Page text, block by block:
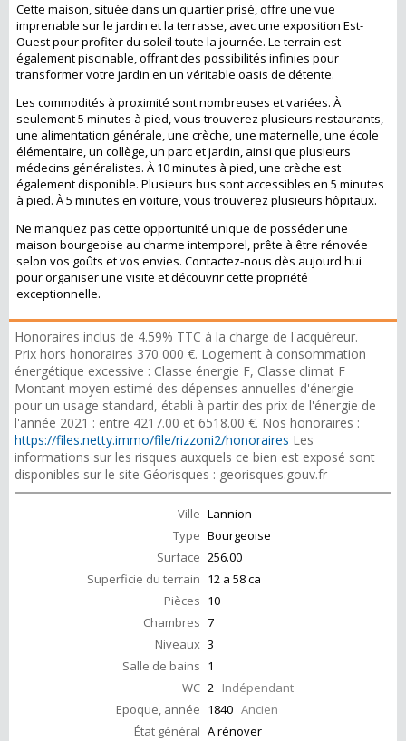
Cette maison, située dans un quartier prisé, offre une vue
imprenable sur le jardin et la terrasse, avec une exposition Est-
Ouest pour profiter du soleil toute la journée. Le terrain est
également piscinable, offrant des possibilités infinies pour
transformer votre jardin en un véritable oasis de détente.
Les commodités à proximité sont nombreuses et variées. À
seulement 5 minutes à pied, vous trouverez plusieurs restaurants,
une alimentation générale, une crèche, une maternelle, une école
élémentaire, un collège, un parc et jardin, ainsi que plusieurs
médecins généralistes. À 10 minutes à pied, une crèche est
également disponible. Plusieurs bus sont accessibles en 5 minutes
à pied. À 5 minutes en voiture, vous trouverez plusieurs hôpitaux.
Ne manquez pas cette opportunité unique de posséder une
maison bourgeoise au charme intemporel, prête à être rénovée
selon vos goûts et vos envies. Contactez-nous dès aujourd'hui
pour organiser une visite et découvrir cette propriété
exceptionnelle.
Honoraires inclus de 4.59% TTC à la charge de l'acquéreur.
Prix hors honoraires 370 000 €. Logement à consommation
énergétique excessive : Classe énergie F, Classe climat F
Montant moyen estimé des dépenses annuelles d'énergie
pour un usage standard, établi à partir des prix de l'énergie de
l'année 2021 : entre 4217.00 et 6518.00 €. Nos honoraires :
https://files.netty.immo/file/rizzoni2/honoraires Les
informations sur les risques auxquels ce bien est exposé sont
disponibles sur le site Géorisques : georisques.gouv.fr
Ville Lannion
Type Bourgeoise
Surface 256.00
Superficie du terrain 12 a 58 ca
Pièces 10
Chambres 7
Niveaux 3
Salle de bains 1
WC 2 Indépendant
Epoque, année 1840 Ancien
État général A rénover